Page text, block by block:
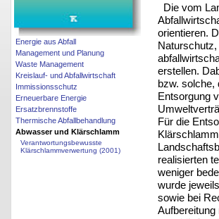
Energie aus Abfall
Management und Planung
Waste Management
Kreislauf- und Abfallwirtschaft
Immissionsschutz
Erneuerbare Energie
Ersatzbrennstoffe
Thermische Abfallbehandlung
Abwasser und Klärschlamm
Verantwortungsbewusste
Klärschlammverwertung (2001)
Die vom
orientieren.
erstellen.
bzw. solche,
Entsorgung
Für die
realisierten
weniger
wurde
sowie bei